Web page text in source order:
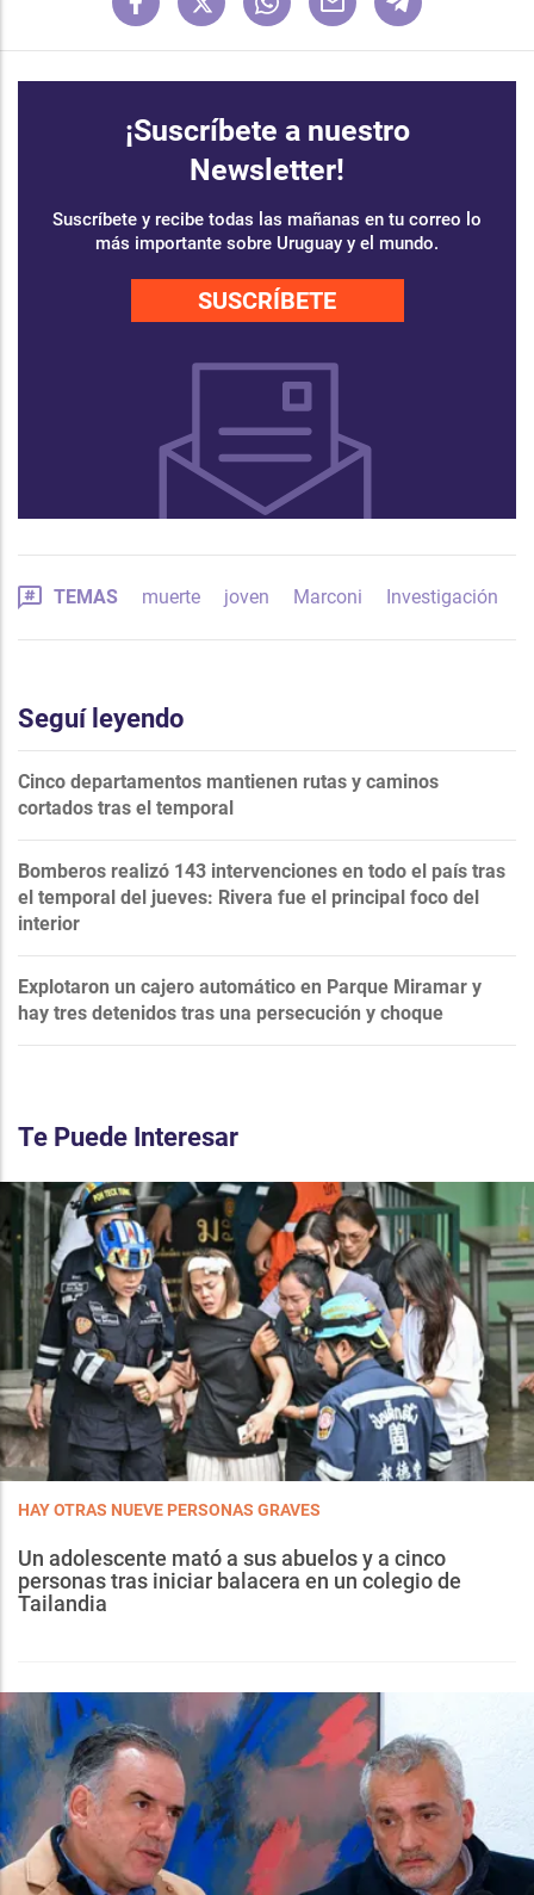
¡Suscríbete a nuestro
Newsletter!
Suscríbete y recibe todas las mañanas en tu correo lo
más importante sobre Uruguay y el mundo.
SUSCRÍBETE
TEMAS muerte joven Marconi Investigación
Seguí leyendo
Cinco departamentos mantienen rutas y caminos
cortados tras el temporal
Bomberos realizó 143 intervenciones en todo el país tras
el temporal del jueves: Rivera fue el principal foco del
interior
Explotaron un cajero automático en Parque Miramar y
hay tres detenidos tras una persecución y choque
Te Puede Interesar
HAY OTRAS NUEVE PERSONAS GRAVES
Un adolescente mató a sus abuelos y a cinco
personas tras iniciar balacera en un colegio de
Tailandia